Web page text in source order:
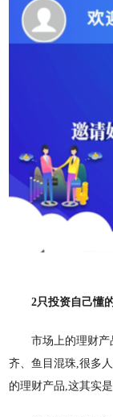
2只投资自己懂
市场上的理财产
齐、鱼目混珠,很多
的理财产品,这其实是